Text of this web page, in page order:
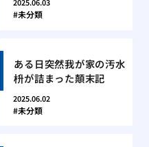
2025.06.03
未分類
ある日突然我が家の汚水
枡が詰まった顛末記
2025.06.02
未分類